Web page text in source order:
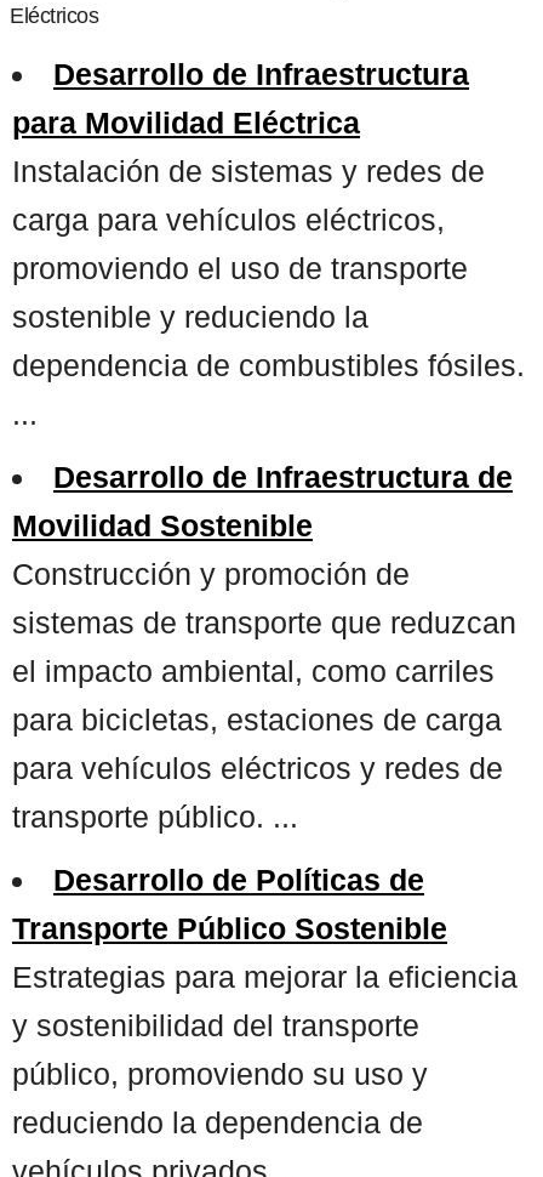
Eléctricos
Desarrollo de Infraestructura
para Movilidad Eléctrica
Instalación de sistemas y redes de
carga para vehículos eléctricos,
promoviendo el uso de transporte
sostenible y reduciendo la
dependencia de combustibles fósiles.
...
Desarrollo de Infraestructura de
Movilidad Sostenible
Construcción y promoción de
sistemas de transporte que reduzcan
el impacto ambiental, como carriles
para bicicletas, estaciones de carga
para vehículos eléctricos y redes de
transporte público. ...
Desarrollo de Políticas de
Transporte Público Sostenible
Estrategias para mejorar la eficiencia
y sostenibilidad del transporte
público, promoviendo su uso y
reduciendo la dependencia de